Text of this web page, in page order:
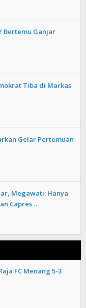
Bertemu Ganjar
Tiba di Markas
Gelar Pertemuan
Megawati: Hanya
Capres …
FC Menang 5-3